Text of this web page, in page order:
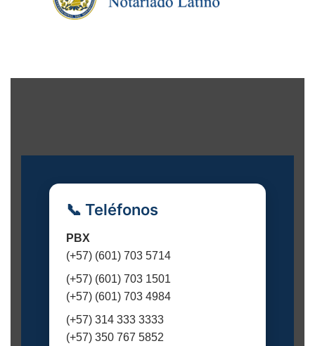
📞 Teléfonos
PBX
(+57) (601) 703 5714
(+57) (601) 703 1501
(+57) (601) 703 4984
(+57) 314 333 3333
(+57) 350 767 5852